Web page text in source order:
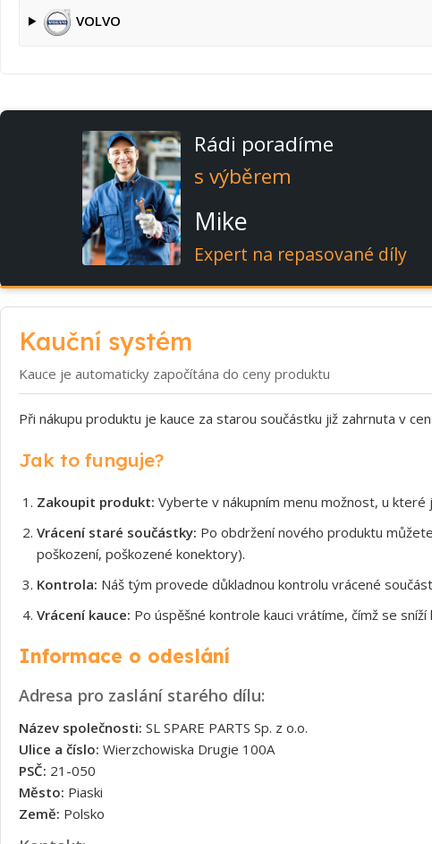
VOLVO
Rádi poradíme
s výběrem
Mike
Expert na repasované díly
Kauční systém
Kauce je automaticky započítána do ceny produktu
Při nákupu produktu je kauce za starou součástku již zahrnuta v
Jak to funguje?
Zakoupit produkt: Vyberte v nákupním menu možnost, u
Vrácení staré součástky: Po obdržení nového produktu
poškození, poškozené konektory).
Kontrola: Náš tým provede důkladnou kontrolu vrácené
Vrácení kauce: Po úspěšné kontrole kauci vrátíme, čímž se sníží
Informace o odeslání
Adresa pro zaslání starého dílu:
Název společnosti: SL SPARE PARTS Sp. z o.o.
Ulice a číslo: Wierzchowiska Drugie 100A
PSČ: 21-050
Město: Piaski
Země: Polsko